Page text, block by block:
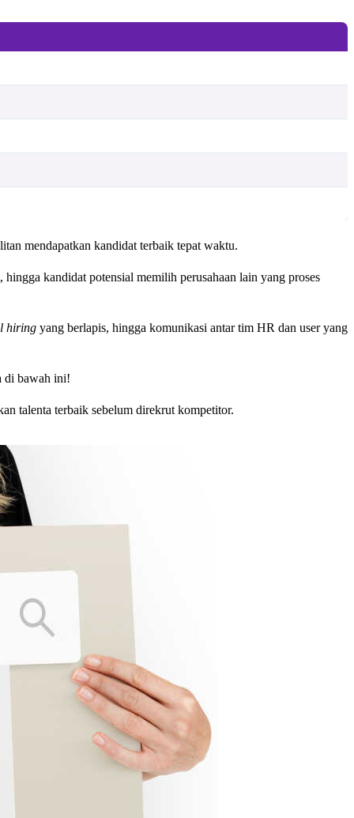
mendapatkan kandidat terbaik tepat waktu.
kandidat potensial memilih perusahaan lain yang proses
hiring yang berlapis, hingga komunikasi antar tim HR dan user yang
di bawah ini!
talenta terbaik sebelum direkrut kompetitor.